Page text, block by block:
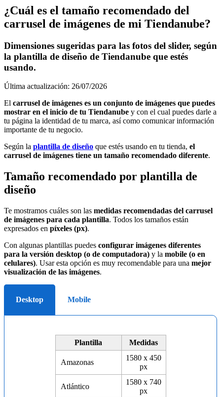
¿Cuál es el tamaño recomendado del
carrusel de imágenes de mi Tiendanube?
Dimensiones sugeridas para las fotos del slider, según
la plantilla de diseño de Tiendanube que estés
usando.
Última actualización: 26/07/2026
El carrusel de imágenes es un conjunto de imágenes que puedes
mostrar en el inicio de tu Tiendanube y con el cual puedes darle a
tu página la identidad de tu marca, así como comunicar información
importante de tu negocio.
Según la plantilla de diseño que estés usando en tu tienda, el
carrusel de imágenes tiene un tamaño recomendado diferente.
Tamaño recomendado por plantilla de
diseño
Te mostramos cuáles son las medidas recomendadas del carrusel
de imágenes para cada plantilla. Todos los tamaños están
expresados en píxeles (px).
Con algunas plantillas puedes configurar imágenes diferentes
para la versión desktop (o de computadora) y la mobile (o en
celulares). Usar esta opción es muy recomendable para una mejor
visualización de las imágenes.
Desktop Mobile
Plantilla Medidas
Amazonas
1580 x 450
px
Atlántico
1580 x 740
px